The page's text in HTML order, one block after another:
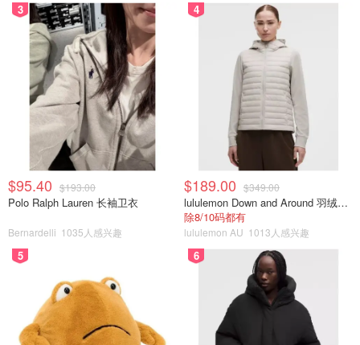
3
$95.40 $193.00
Polo Ralph Lauren 长袖卫衣
Bernardelli 1035人感兴趣
4
$189.00 $349.00
lululemon Down and Around 羽绒夹克
除8/10码都有
lululemon AU 1013人感兴趣
5 6